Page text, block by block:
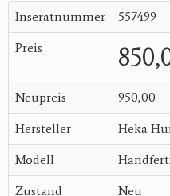
Inseratnummer 557499
Preis
Neupreis 950,00
Hersteller Heka
Modell
Zustand Neu